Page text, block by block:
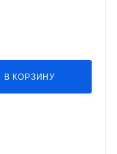
В КОРЗИНУ